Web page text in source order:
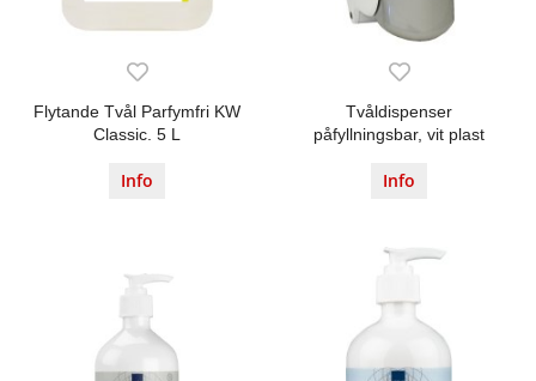
Flytande Tvål Parfymfri KW
Classic. 5 L
Info
Tvåldispenser
påfyllningsbar, vit plast
Info